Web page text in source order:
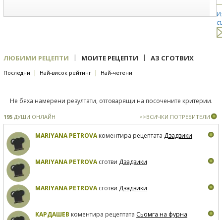
ЛЮБИМИ РЕЦЕПТИ | МОИТЕ РЕЦЕПТИ | АЗ СГОТВИХ
Последни | Най-висок рейтинг | Най-четени
Не бяха намерени резултати, отговарящи на посочените критерии.
195 ДУШИ ОНЛАЙН >>ВСИЧКИ ПОТРЕБИТЕЛИ
MARIYANA PETROVAкоментира рецептата Дзадзики
MARIYANA PETROVAсготви Дзадзики
MARIYANA PETROVAсготви Дзадзики
КАРДАШЕВ коментира рецептата Сьомга на фурна